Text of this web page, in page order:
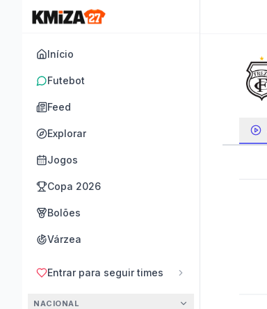
Início
Futebot
Feed
Explorar
Jogos
Copa 2026
Bolões
Várzea
Entrar para seguir times
NACIONAL